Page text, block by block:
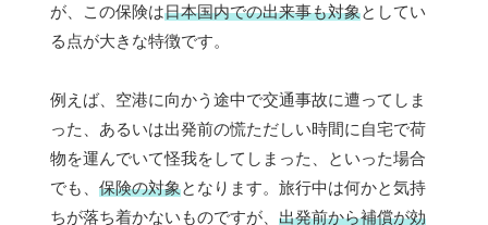
が、この保険は日本国内での出来事も対象としてい
る点が大きな特徴です。
例えば、空港に向かう途中で交通事故に遭ってしま
った、あるいは出発前の慌ただしい時間に自宅で荷
物を運んでいて怪我をしてしまった、といった場合
でも、 保険の対象となります。旅行中は何かと気持
ちが落ち着かないものですが、 出発前から補償が効